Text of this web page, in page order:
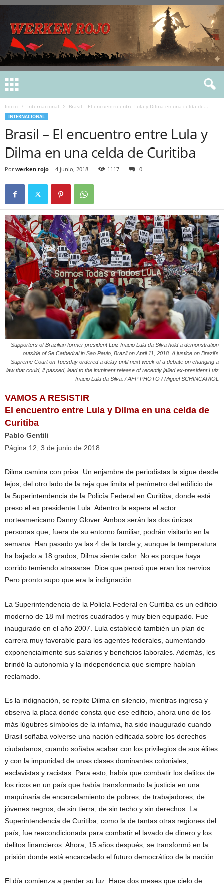
Inicio Internacional Brasil – El encuentro entre Lula y Dilma en una celda de...
INTERNACIONAL
Brasil – El encuentro entre Lula y
Dilma en una celda de Curitiba
Por werken rojo - 4 junio, 2018 1117 0
Supporters of Brazilian former president Luiz Inacio Lula da Silva hold a demonstration
outside of Se Cathedral in Sao Paulo, Brazil on April 11, 2018. A justice on Brazil's
Supreme Court on Tuesday ordered a delay until next week of a debate on changing a
law that could, if passed, lead to the imminent release of recently jailed ex-president Luiz
Inacio Lula da Silva. / AFP PHOTO / Miguel SCHINCARIOL
VAMOS A RESISTIR
El encuentro entre Lula y Dilma en una celda de
Curitiba
​Pablo Gentili​
​Página 12, 3 de junio de 2018
Dilma camina con prisa. Un enjambre de periodistas la sigue desde
lejos, del otro lado de la reja que limita el perímetro del edificio de
la Superintendencia de la Policía Federal en Curitiba, donde está
preso el ex presidente Lula. Adentro la espera el actor
norteamericano Danny Glover. Ambos serán las dos únicas
personas que, fuera de su entorno familiar, podrán visitarlo en la
semana. Han pasado ya las 4 de la tarde y, aunque la temperatura
ha bajado a 18 grados, Dilma siente calor. No es porque haya
corrido temiendo atrasarse. Dice que pensó que eran los nervios.
Pero pronto supo que era la indignación.
La Superintendencia de la Policía Federal en Curitiba es un edificio
moderno de 18 mil metros cuadrados y muy bien equipado. Fue
inaugurado en el año 2007. Lula estableció también un plan de
carrera muy favorable para los agentes federales, aumentando
exponencialmente sus salarios y beneficios laborales. Además, les
brindó la autonomía y la independencia que siempre habían
reclamado.
Es la indignación, se repite Dilma en silencio, mientras ingresa y
observa la placa donde consta que ese edificio, ahora uno de los
más lúgubres símbolos de la infamia, ha sido inaugurado cuando
Brasil soñaba volverse una nación edificada sobre los derechos
ciudadanos, cuando soñaba acabar con los privilegios de sus élites
y con la impunidad de unas clases dominantes coloniales,
esclavistas y racistas. Para esto, había que combatir los delitos de
los ricos en un país que había transformado la justicia en una
maquinaria de encarcelamiento de pobres, de trabajadores, de
jóvenes negros, de sin tierra, de sin techo y sin derechos. La
Superintendencia de Curitiba, como la de tantas otras regiones del
país, fue reacondicionada para combatir el lavado de dinero y los
delitos financieros. Ahora, 15 años después, se transformó en la
prisión donde está encarcelado el futuro democrático de la nación.
El día comienza a perder su luz. Hace dos meses que cielo de